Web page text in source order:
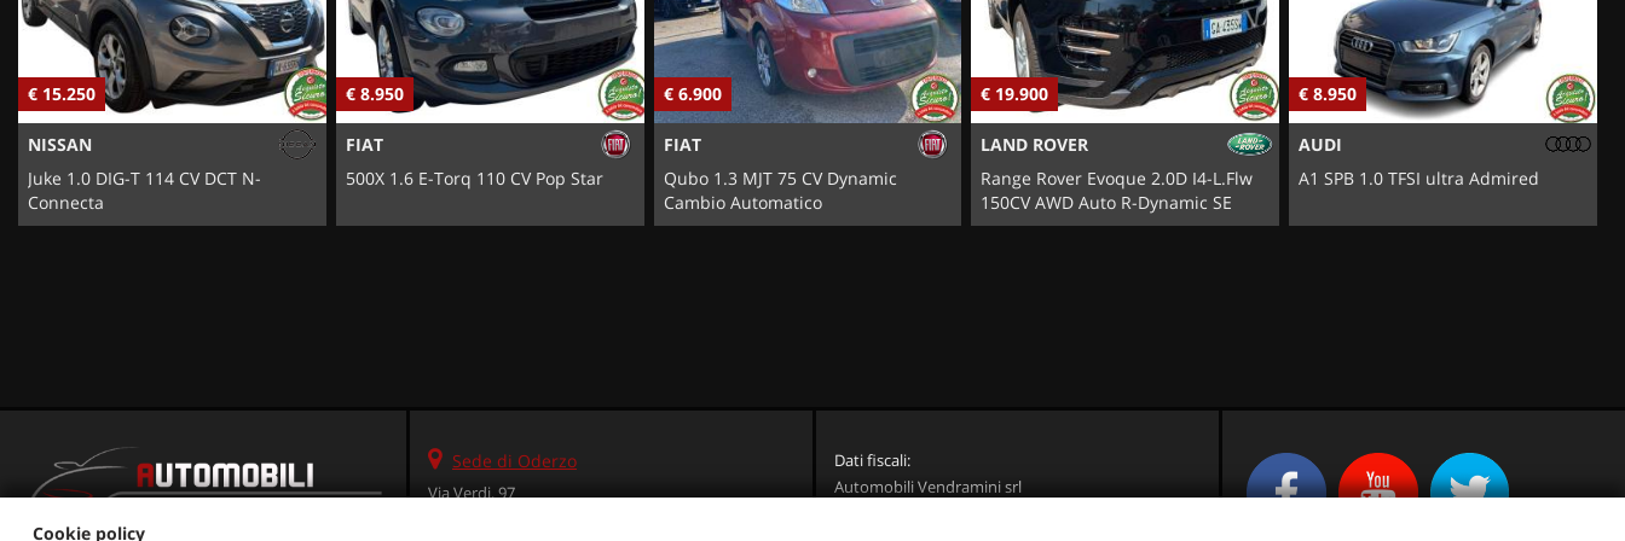
€ 15.250
NISSAN
Juke 1.0 DIG-T 114 CV DCT N-
Connecta
€ 8.950
FIAT
500X 1.6 E-Torq 110 CV Pop Star
€ 6.900
FIAT
Qubo 1.3 MJT 75 CV Dynamic
Cambio Automatico
€ 19.900
LAND ROVER
Range Rover Evoque 2.0D I4-L.Flw
150CV AWD Auto R-Dynamic SE
€ 8.950
AUDI
A1 SPB 1.0 TFSI ultra Admired
Sede di Oderzo
Via Verdi, 97
Dati fiscali:
Automobili Vendramini srl
Cookie policy